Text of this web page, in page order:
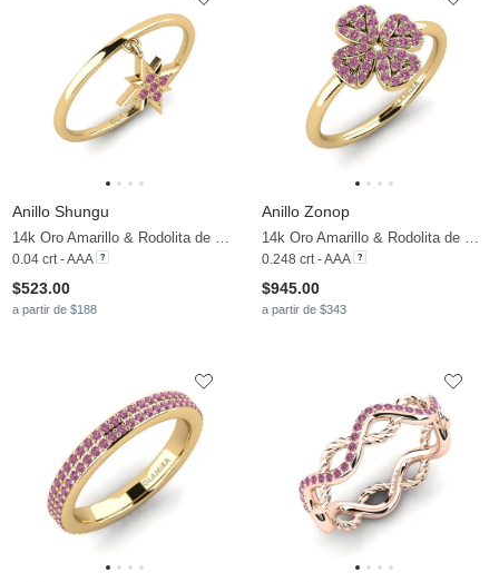
Anillo Shungu
0.04 crt - AAA
$523.00
a partir de $188
Anillo Zonop
0.248 crt - AAA
$945.00
a partir de $343